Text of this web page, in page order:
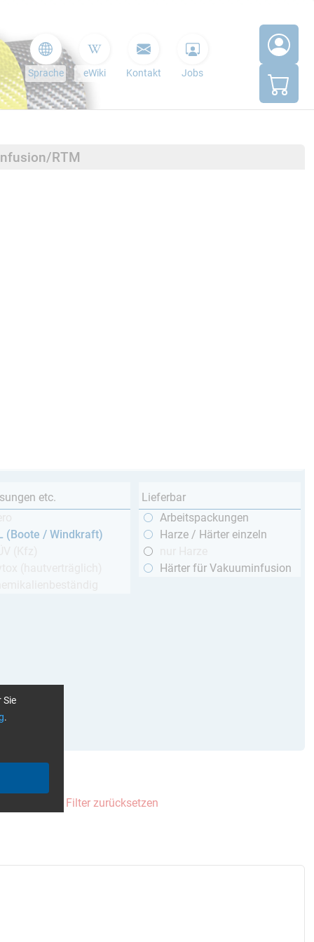
Sprache eWiki Kontakt Jobs
RTM
etc.
(Boote / Windkraft)
Lieferbar
Arbeitspackungen
Harze / Härter einzeln
Härter für Vakuuminfusion
Alle Filter zurücksetzen
Sie
.